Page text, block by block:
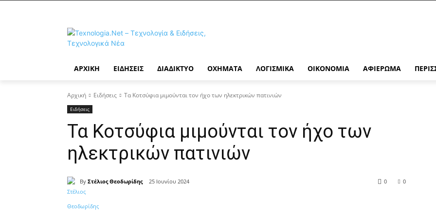
ΑΡΧΙΚΉ ΕΙΔΉΣΕΙΣ ΔΙΑΔΊΚΤΥΟ ΟΧΉΜΑΤΑ ΛΟΓΙΣΜΙΚΆ ΟΙΚΟΝΟΜΊΑ ΑΦΙΈΡΩΜΑ
Αρχική Ειδήσεις Τα Κοτσύφια μιμούνται τον ήχο των ηλεκτρικών πατινιών
Ειδήσεις
Τα Κοτσύφια μιμούνται τον ήχο των
ηλεκτρικών πατινιών
By Στέλιος Θεοδωρίδης 25 Ιουνίου 2024 0
0
Κοινοποίηση